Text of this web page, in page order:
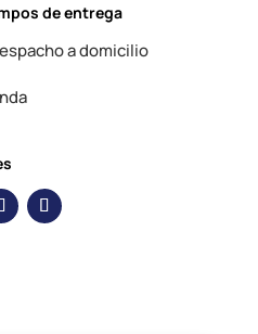
de entrega
a domicilio